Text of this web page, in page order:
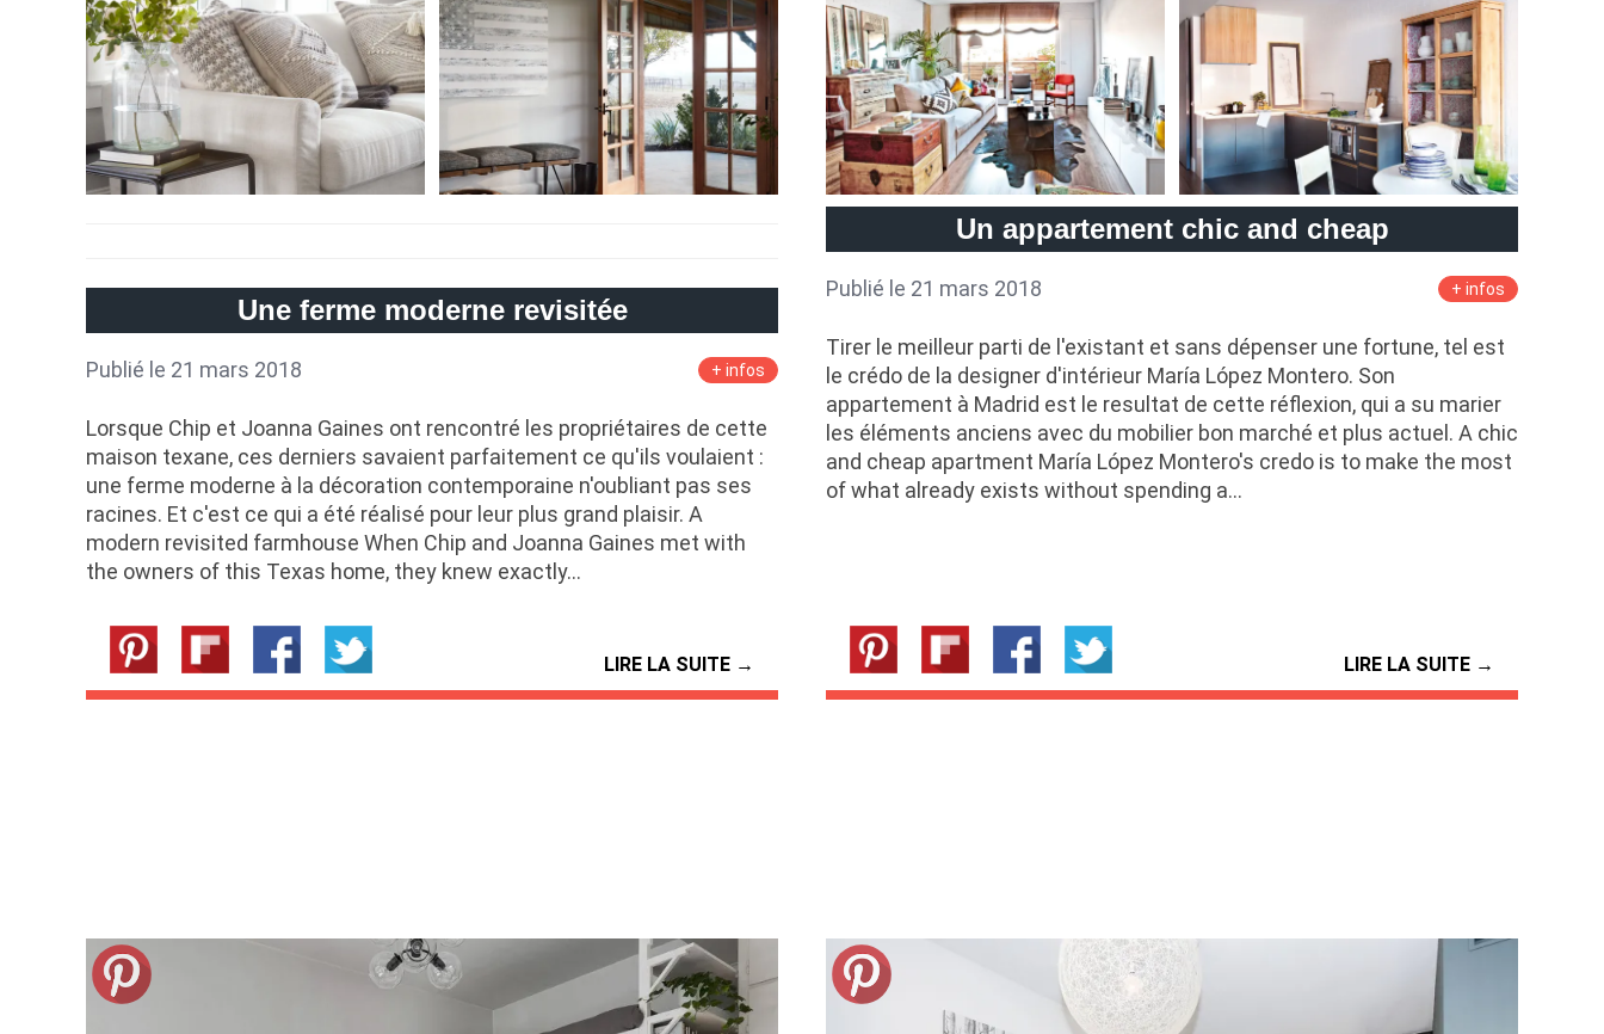
Une ferme moderne revisitée
Publié le 21 mars 2018 + infos
Lorsque Chip et Joanna Gaines ont rencontré les propriétaires de cette
maison texane, ces derniers savaient parfaitement ce qu'ils voulaient :
une ferme moderne à la décoration contemporaine n'oubliant pas ses
racines. Et c'est ce qui a été réalisé pour leur plus grand plaisir. A
modern revisited farmhouse When Chip and Joanna Gaines met with
the owners of this Texas home, they knew exactly…
LIRE LA SUITE →
Un appartement chic and cheap
Publié le 21 mars 2018 + infos
Tirer le meilleur parti de l'existant et sans dépenser une fortune, tel est
le crédo de la designer d'intérieur María López Montero. Son
appartement à Madrid est le resultat de cette réflexion, qui a su marier
les éléments anciens avec du mobilier bon marché et plus actuel. A chic
and cheap apartment María López Montero's credo is to make the most
of what already exists without spending a…
LIRE LA SUITE →